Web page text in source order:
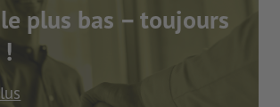
plus bas – toujours